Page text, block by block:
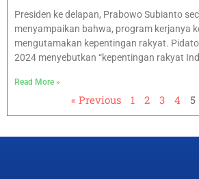
Presiden ke delapan, Prabowo Subianto
menyampaikan bahwa, program kerjanya
mengutamakan kepentingan rakyat.
2024 menyebutkan “kepentingan rakyat
Read More »
« Previous 1 2 3 4 5